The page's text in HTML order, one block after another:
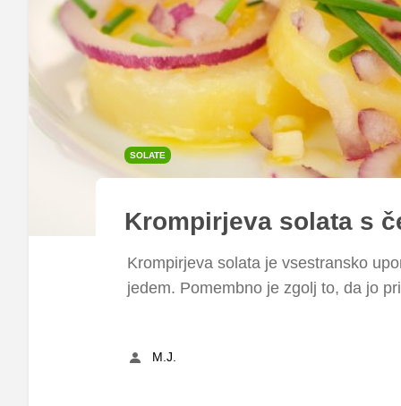
SOLATE
Krompirjeva solata s
Krompirjeva solata je vsestransko
jedem. Pomembno je zgolj to, da jo
M.J.